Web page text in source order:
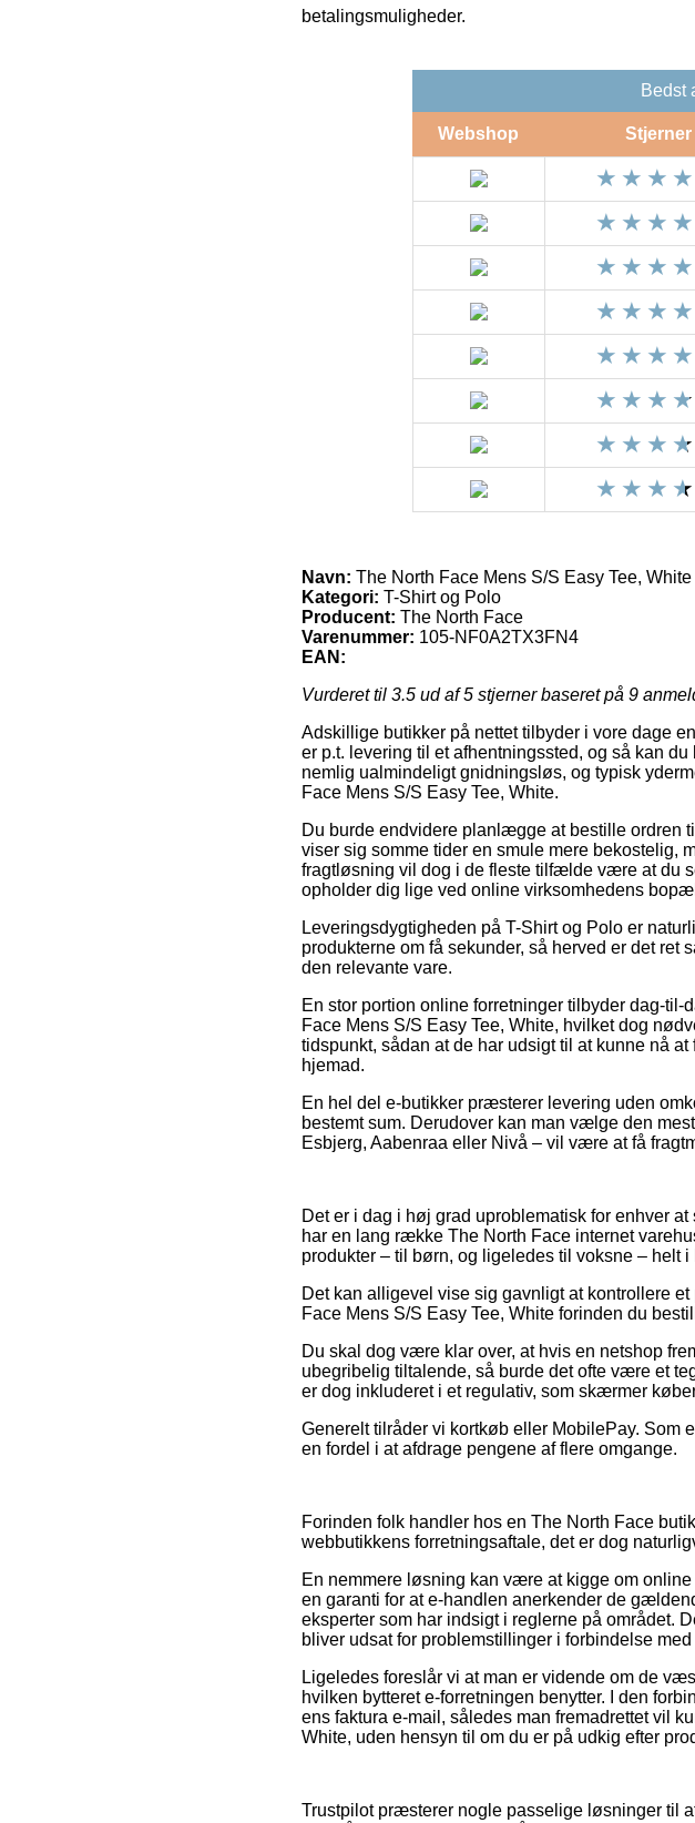
betalingsmuligheder.
Bedst
Webshop Stjerner
Navn: The North Face Mens S/S Easy Tee, White
Kategori: T-Shirt og Polo
Producent: The North Face
Varenummer: 105-NF0A2TX3FN4
EAN:
Vurderet til 3.5 ud af 5 stjerner baseret på 9
Adskillige butikker på nettet tilbyder i vore dage
er p.t. levering til et afhentningssted, og så kan
nemlig ualmindeligt gnidningsløs, og typisk
Face Mens S/S Easy Tee, White.
Du burde endvidere planlægge at bestille ordren
viser sig somme tider en smule mere bekostelig,
fragtløsning vil dog i de fleste tilfælde være at du
opholder dig lige ved online virksomhedens
Leveringsdygtigheden på T-Shirt og Polo er
produkterne om få sekunder, så herved er det ret
den relevante vare.
En stor portion online forretninger tilbyder dag-
Face Mens S/S Easy Tee, White, hvilket dog
tidspunkt, sådan at de har udsigt til at kunne nå
hjemad.
En hel del e-butikker præsterer levering uden
bestemt sum. Derudover kan man vælge den
Esbjerg, Aabenraa eller Nivå – vil være at få
Det er i dag i høj grad uproblematisk for enhver
har en lang række The North Face internet
produkter – til børn, og ligeledes til voksne – helt
Det kan alligevel vise sig gavnligt at kontrollere
Face Mens S/S Easy Tee, White forinden du
Du skal dog være klar over, at hvis en netshop
ubegribelig tiltalende, så burde det ofte være et
er dog inkluderet i et regulativ, som skærmer
Generelt tilråder vi kortkøb eller MobilePay. Som
en fordel i at afdrage pengene af flere omgange.
Forinden folk handler hos en The North Face
webbutikkens forretningsaftale, det er dog
En nemmere løsning kan være at kigge om
en garanti for at e-handlen anerkender de
eksperter som har indsigt i reglerne på området.
bliver udsat for problemstillinger i forbindelse med
Ligeledes foreslår vi at man er vidende om de
hvilken bytteret e-forretningen benytter. I den
ens faktura e-mail, således man fremadrettet vil
White, uden hensyn til om du er på udkig efter
Trustpilot præsterer nogle passelige løsninger til